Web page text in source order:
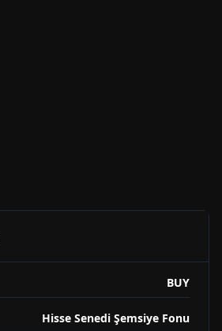
BUY
Hisse Senedi Şemsiye Fonu